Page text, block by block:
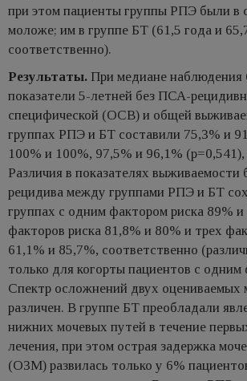
при этом пациенты группы РПЭ были в
моложе; им в группе БТ (61,5 года и
соответственно).
Результаты. При медиане наблюдения
показатели 5-летней без ПСА-
специфической (ОСВ) и общей
группах РПЭ и БТ составили 75,3% и
100% и 100%, 97,5% и 96,1% (р=0,541),
Различия в показателях
рецидива между группами РПЭ и БТ
группах с одним фактором риска 89%
факторов риска 81,8% и 80% и трех
61,1% и 85,7%, соответственно
только для когорты пациентов с одним
Спектр осложнений двух оцениваемых
различен. В группе БТ преобладали
нижних мочевых путей в течение
лечения, при этом острая задержка
(ОЗМ) развилась только у 6%